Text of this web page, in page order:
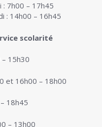
: 7h00 – 17h45
: 14h00 – 16h45
scolarité
15h30
et 16h00 – 18h00
18h45
– 13h00